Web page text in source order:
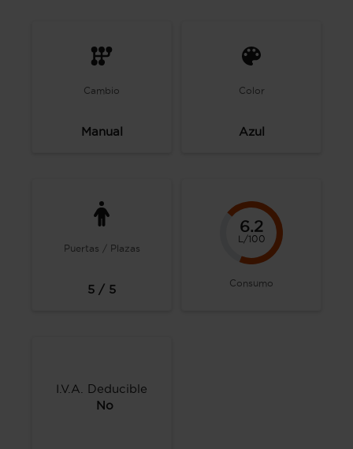
Cambio
Manual
Color
Azul
Puertas / Plazas
5 / 5
6.2
L/100
Consumo
I.V.A. Deducible
No